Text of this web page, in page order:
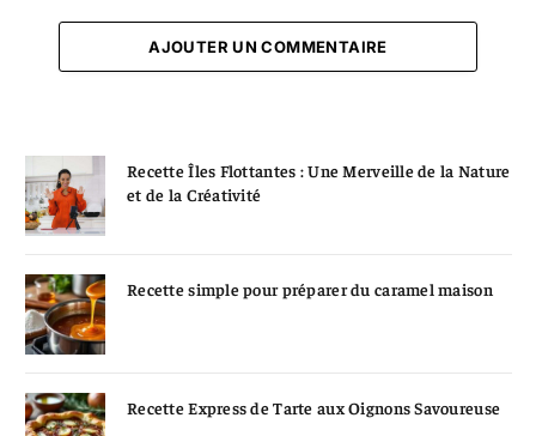
AJOUTER UN COMMENTAIRE
Recette Îles Flottantes : Une Merveille de la Nature
et de la Créativité
Recette simple pour préparer du caramel maison
Recette Express de Tarte aux Oignons Savoureuse